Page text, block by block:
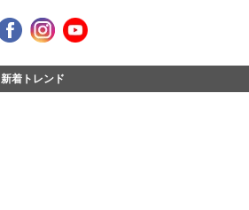
新着トレンド